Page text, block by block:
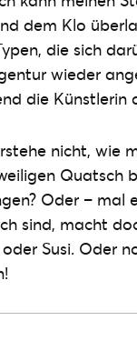
dem Klo
die sich
wieder
die Künstlerin
nicht, wie
Quatsch
Oder – mal
sind, macht
Susi. Oder